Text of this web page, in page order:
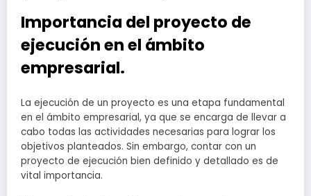
Importancia del proyecto de
ejecución en el ámbito
empresarial.
La ejecución de un proyecto es una etapa fundamental
en el ámbito empresarial, ya que se encarga de llevar a
cabo todas las actividades necesarias para lograr los
objetivos planteados. Sin embargo, contar con un
proyecto de ejecución bien definido y detallado es de
vital importancia.